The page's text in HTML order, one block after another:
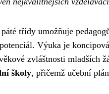
třídy umožňuje
Výuka je
zvláštnosti mladších
školy, přičemž učební